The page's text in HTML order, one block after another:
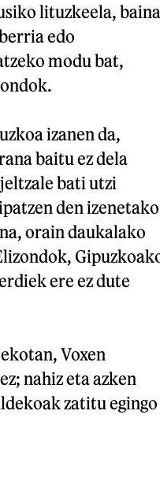
lituzkeela, baina
edo
modu bat,
izanen da,
baitu ez dela
bati utzi
den izenetako
orain daukalako
ere ez dute
Voxen
nahiz eta azken
zatitu egingo